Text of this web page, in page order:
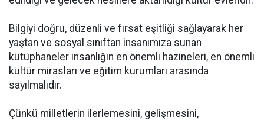
Bilgiyi doğru, düzenli ve fırsat eşitliği sağlayarak her
yaştan ve sosyal sınıftan insanımıza sunan
kütüphaneler insanlığın en önemli hazineleri, en önemli
kültür mirasları ve eğitim kurumları arasında
sayılmalıdır.
Çünkü milletlerin ilerlemesini, gelişmesini,